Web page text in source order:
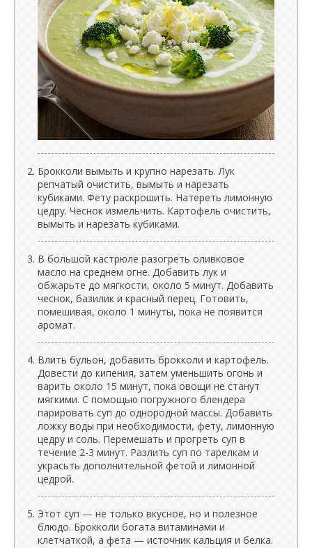
Брокколи вымыть и крупно нарезать. Лук
репчатый очистить, вымыть и нарезать
кубиками. Фету раскрошить. Натереть лимонную
цедру. Чеснок измельчить. Картофель очистить,
вымыть и нарезать кубиками.
В большой кастрюле разогреть оливковое
масло на среднем огне. Добавить лук и
обжарьте до мягкости, около 5 минут. Добавить
чеснок, базилик и красный перец. Готовить,
помешивая, около 1 минуты, пока не появится
аромат.
Влить бульон, добавить брокколи и картофель.
Довести до кипения, затем уменьшить огонь и
варить около 15 минут, пока овощи не станут
мягкими. С помощью погружного блендера
парировать суп до однородной массы. Добавить
ложку воды при необходимости, фету, лимонную
цедру и соль. Перемешать и прогреть суп в
течение 2-3 минут. Разлить суп по тарелкам и
украсьть дополнительной фетой и лимонной
цедрой.
Этот суп — не только вкусное, но и полезное
блюдо. Брокколи богата витаминами и
клетчаткой, а фета — источник кальция и белка.